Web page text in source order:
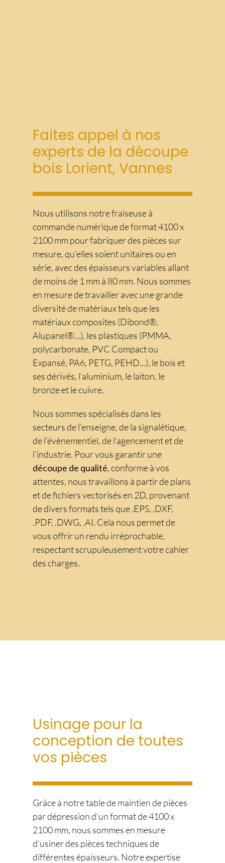
Faites appel à nos
experts de la découpe
bois Lorient, Vannes
Nous utilisons notre fraiseuse à
commande numérique de format 4100 x
2100 mm pour fabriquer des pièces sur
mesure, qu’elles soient unitaires ou en
série, avec des épaisseurs variables allant
de moins de 1 mm à 80 mm. Nous sommes
en mesure de travailler avec une grande
diversité de matériaux tels que les
matériaux composites (Dibond®,
Alupanel®…), les plastiques (PMMA,
polycarbonate, PVC Compact ou
Expansé, PA6, PETG, PEHD…), le bois et
ses dérivés, l’aluminium, le laiton, le
bronze et le cuivre.
Nous sommes spécialisés dans les
secteurs de l’enseigne, de la signalétique,
de l’évènementiel, de l’agencement et de
l’industrie. Pour vous garantir une
découpe de qualité, conforme à vos
attentes, nous travaillons à partir de plans
et de fichiers vectorisés en 2D, provenant
de divers formats tels que .EPS, .DXF,
.PDF, .DWG, .AI. Cela nous permet de
vous offrir un rendu irréprochable,
respectant scrupuleusement votre cahier
des charges.
Usinage pour la
conception de toutes
vos pièces
Grâce à notre table de maintien de pièces
par dépression d’un format de 4100 x
2100 mm, nous sommes en mesure
d’usiner des pièces techniques de
différentes épaisseurs. Notre expertise